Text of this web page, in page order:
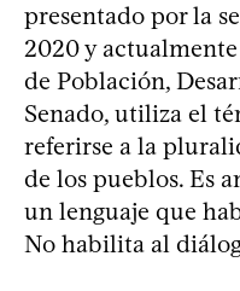
presentado por la
2020 y
de Población,
Senado, utiliza el
referirse a la
de los pueblos. Es
un lenguaje que
No habilita al